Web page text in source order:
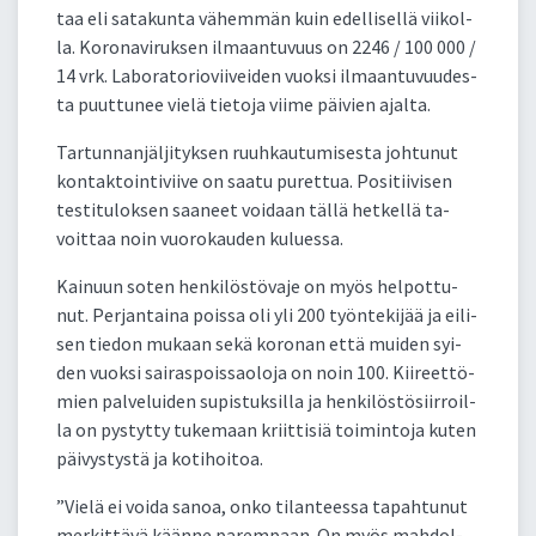
taa eli sa­ta­kun­ta vä­hem­män kuin edel­li­sel­lä vii­kol­
la. Ko­ro­na­vi­ruk­sen il­maan­tu­vuus on 2246 / 100 000 /
14 vrk. La­bo­ra­to­rio­vii­vei­den vuok­si il­maan­tu­vuu­des­
ta puut­tu­nee vie­lä tie­to­ja vii­me päi­vien ajal­ta.
Tar­tun­nan­jäl­ji­tyk­sen ruuh­kau­tu­mi­ses­ta joh­tu­nut
kon­tak­toin­ti­vii­ve on saa­tu pu­ret­tua. Po­si­tii­vi­sen
tes­ti­tu­lok­sen saa­neet voi­daan täl­lä het­kel­lä ta­
voit­taa noin vuo­ro­kau­den ku­lues­sa.
Kai­nuun so­ten hen­ki­lös­tö­va­je on myös hel­pot­tu­
nut. Per­jan­tai­na pois­sa oli yli 200 työn­te­ki­jää ja ei­li­
sen tie­don mu­kaan se­kä ko­ro­nan et­tä mui­den syi­
den vuok­si sai­ras­pois­sao­lo­ja on noin 100. Kii­reet­tö­
mien pal­ve­lui­den su­pis­tuk­sil­la ja hen­ki­lös­tö­siir­roil­
la on pys­tyt­ty tu­ke­maan kriit­ti­siä toi­min­to­ja ku­ten
päi­vys­tys­tä ja ko­ti­hoi­toa.
”Vie­lä ei voi­da sa­noa, on­ko ti­lan­tees­sa ta­pah­tu­nut